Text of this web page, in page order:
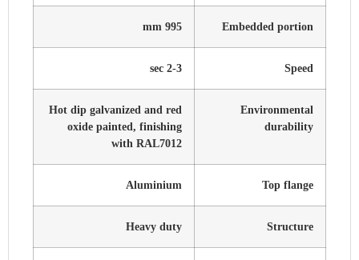
Embedded portion
995 mm
Speed
2-3 sec
Environmental
durability
Hot dip galvanized and red
oxide painted, finishing
with RAL7012
Top flange
Aluminium
Structure
Heavy duty